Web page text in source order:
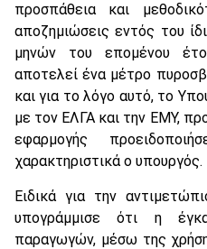
προσπάθεια και
αποζημιώσεις εντός του
μηνών του επομένου
αποτελεί ένα μέτρο
και για το λόγο αυτό, το
με τον ΕΛΓΑ και την ΕΜΥ,
εφαρμογής
χαρακτηριστικά ο υπουργός.
Ειδικά για την
υπογράμμισε ότι η
παραγωγών, μέσω της